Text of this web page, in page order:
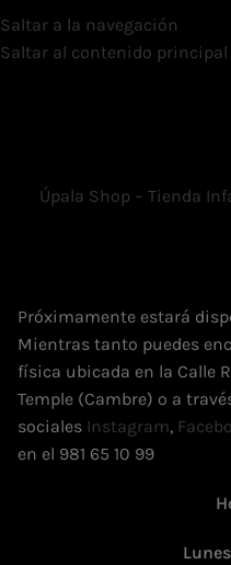
Saltar a la navegación
Saltar al contenido principal
Úpala Shop – Tienda
Próximamente estará
Mientras tanto puedes
física ubicada en la Calle
Temple (Cambre) o a
sociales Instagram,
en el 981 65 10 99